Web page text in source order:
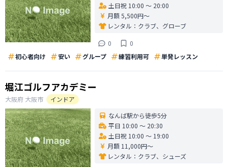
土日祝 10:00 〜 20:00
月額 5,500円〜
レンタル： クラブ、グローブ
0
0
初心者向け
安い グループ 練習利用可 単発レッスン
堀江ゴルフアカデミー
大阪府 大阪市
インドア
なんば駅から徒歩5分
平日 10:00 〜 20:30
土日祝 10:00 〜 19:00
月額 11,000円〜
レンタル： クラブ、シューズ